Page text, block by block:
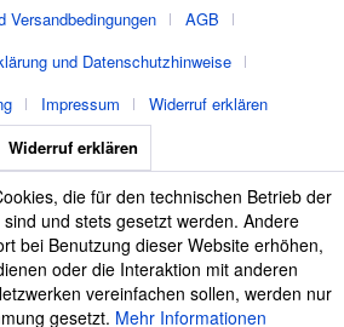
Versandbedingungen
AGB
und Datenschutzhinweise
Impressum
Widerruf erklären
Widerruf erklären
die für den technischen Betrieb der
und stets gesetzt werden. Andere
bei Benutzung dieser Website erhöhen,
oder die Interaktion mit anderen
vereinfachen sollen, werden nur
gesetzt. Mehr Informationen